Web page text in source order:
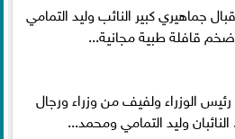
جماهيري كبير النائب وليد التمامي
قافلة طبية مجانية...
الوزراء ولفيف من وزراء ورجال
النائبان وليد التمامي ومحمد...